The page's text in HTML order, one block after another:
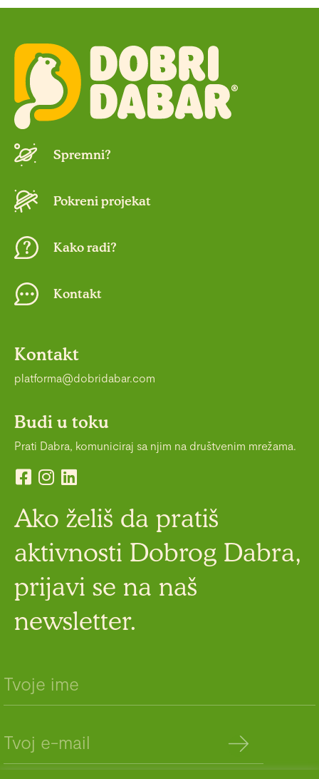
Spremni?
Pokreni projekat
Kako radi?
Kontakt
Kontakt
platforma@dobridabar.com
Budi u toku
Prati Dabra, komuniciraj sa njim na društvenim mrežama.
Ako želiš da pratiš
aktivnosti Dobrog Dabra,
prijavi se na naš
newsletter.